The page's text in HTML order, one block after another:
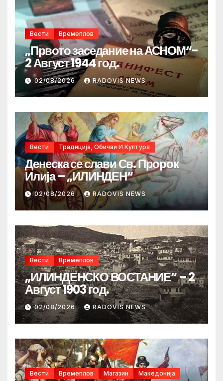
Вести Времеплов
„Првото заседание на АСНОМ“-
2 Август 1944 год.
02/08/2026 RADOVIS NEWS
Вести Традиција, Обичаи И Култура
Денеска се слави Св. Пророк
Илија – „ИЛИНДЕН“
02/08/2026 RADOVIS NEWS
Вести Времеплов
„ИЛИНДЕНСКО ВОСТАНИЕ“ – 2
Август 1903 год.
02/08/2026 RADOVIS NEWS
Вести Времеплов Магазин Македонија